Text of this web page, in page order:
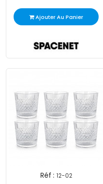
Ajouter Au Panier
Réf : 12-02